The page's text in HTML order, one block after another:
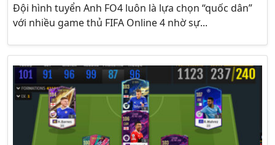
Đội hình tuyển Anh FO4 luôn là lựa chọn “quốc dân”
với nhiều game thủ FIFA Online 4 nhờ sự...